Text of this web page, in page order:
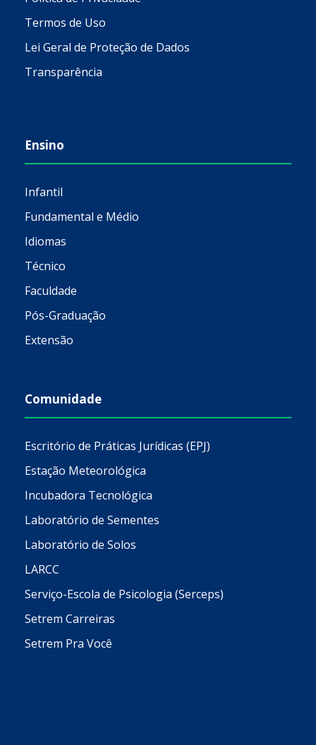
Termos de Uso
Lei Geral de Proteção de Dados
Transparência
Ensino
Infantil
Fundamental e Médio
Idiomas
Técnico
Faculdade
Pós-Graduação
Extensão
Comunidade
Escritório de Práticas Jurídicas (EPJ)
Estação Meteorológica
Incubadora Tecnológica
Laboratório de Sementes
Laboratório de Solos
LARCC
Serviço-Escola de Psicologia (Serceps)
Setrem Carreiras
Setrem Pra Você